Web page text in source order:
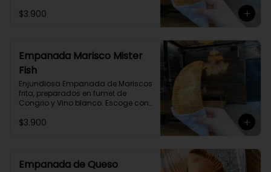
$3.900
Empanada Marisco Mister
Fish
Enjundiosa Empanada de Mariscos
frita, preparados en fumet de
Congrio y Vino blanco. Escoge con
$3.900
Empanada de Queso